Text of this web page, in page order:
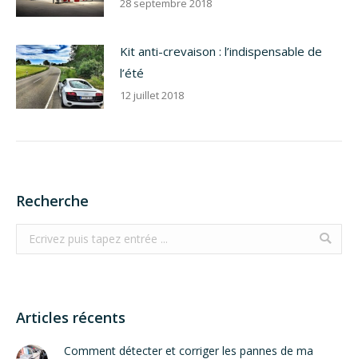
Kit anti-crevaison : l’indispensable de
l’été
12 juillet 2018
Recherche
Search:
Articles récents
Comment détecter et corriger les pannes de ma